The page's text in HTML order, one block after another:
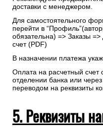
Оплата на расчетный счет
отделении банка или через
переводом на реквизиты
Самостоятельно скачать
доставки с менеджером.
Для самостоятельного
перейти в
обязательна) => Заказы
В назначении платежа
Оплата на расчетный счет